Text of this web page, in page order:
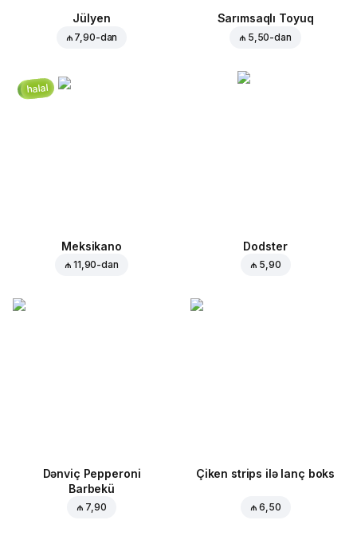
Jülyen
₼ 7,90-dan
Sarımsaqlı Toyuq
₼ 5,50-dan
halal
Meksikano
₼ 11,90-dan
Dodster
₼ 5,90
Dənviç Pepperoni
Barbekü
₼ 7,90
Çiken strips ilə lanç boks
₼ 6,50